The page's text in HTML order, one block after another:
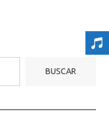
BUSCAR